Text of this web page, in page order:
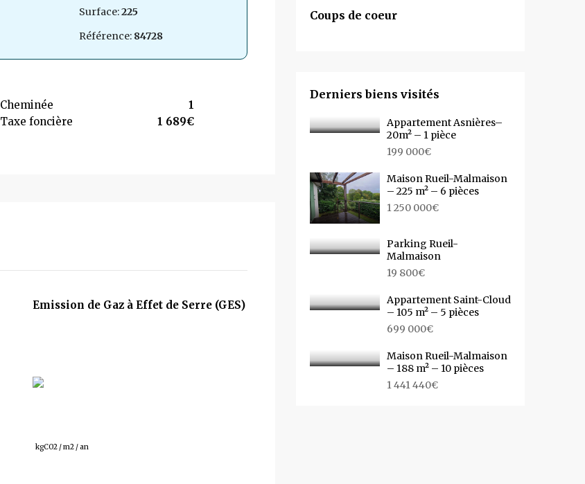
Surface:225
Référence: 84728
Cheminée
1
Taxe foncière
1 689€
Emission de Gaz à Effet de Serre (GES)
kgCO2 / m2 / an
Coups de coeur
Derniers biens visités
Appartement Asnières–
20m² – 1 pièce
199 000€
Maison Rueil-Malmaison
– 225 m² – 6 pièces
1 250 000€
Parking Rueil-
Malmaison
19 800€
Appartement Saint-Cloud
– 105 m² – 5 pièces
699 000€
Maison Rueil-Malmaison
– 188 m² – 10 pièces
1 441 440€